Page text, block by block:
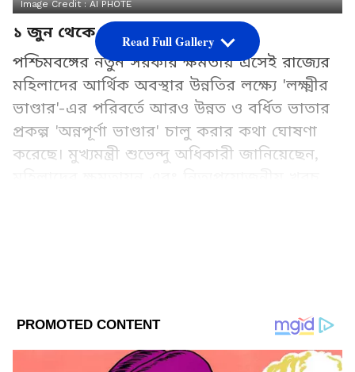
Image Credit :AI PHOTE
১ জুন থেকে অন্নপূর্ণা ভাণ্ডার
পশ্চিমবঙ্গের নতুন সরকার ক্ষমতায় এসেই রাজ্যের
মহিলাদের আর্থিক অবস্থার উন্নতির লক্ষ্যে 'লক্ষ্মীর
ভাণ্ডার'-এর পরিবর্তে আরও উন্নত ও বর্ধিত ভাতার
প্রকল্প 'অন্নপূর্ণা ভাণ্ডার' চালু করার কথা ঘোষণা
করেছে। মুখ্যমন্ত্রী শুভেন্দু অধিকারী জানিয়েছেন,
5
Read Full Gallery